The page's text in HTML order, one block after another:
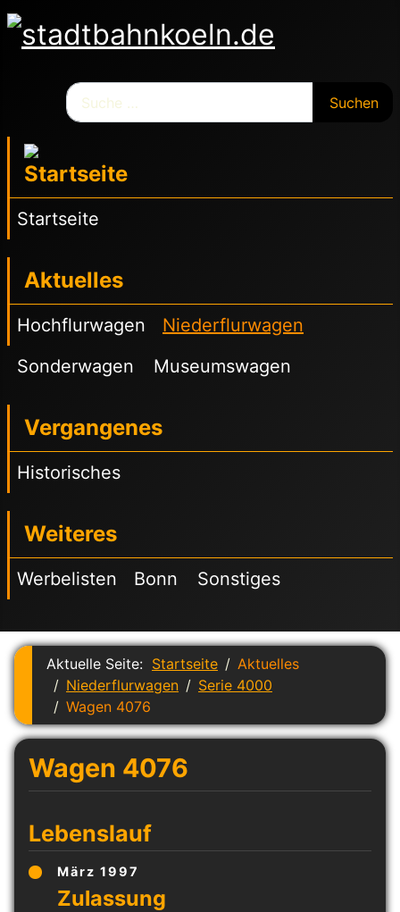
Suchen
Startseite
Aktuelles
Hochflurwagen
Niederflurwagen
Sonderwagen
Museumswagen
Vergangenes
Historisches
Weiteres
Werbelisten Bonn Sonstiges
Aktuelle Seite: Startseite
Aktuelles
Niederflurwagen
Serie 4000
Wagen 4076
Wagen 4076
Lebenslauf
März 1997